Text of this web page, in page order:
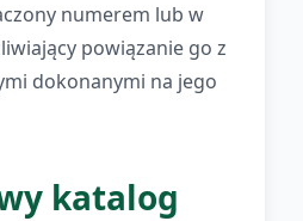
numerem lub w
powiązanie go z
dokonanymi na jego
katalog